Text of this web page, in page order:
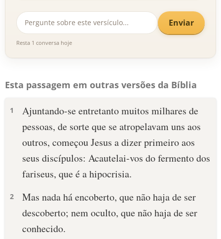
Enviar
Resta 1 conversa hoje
Esta passagem em outras versões da Bíblia
1
Ajuntando-se entretanto muitos milhares de
pessoas, de sorte que se atropelavam uns aos
outros, começou Jesus a dizer primeiro aos
seus discípulos: Acautelai-vos do fermento dos
fariseus, que é a hipocrisia.
2
Mas nada há encoberto, que não haja de ser
descoberto; nem oculto, que não haja de ser
conhecido.